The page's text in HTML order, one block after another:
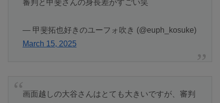
審判と甲斐さんの身長差がすごい笑
— 甲斐拓也好きのユーフォ吹き (@euph_kosuke)
March 15, 2025
画面越しの大谷さんはとても大きいですが、審判